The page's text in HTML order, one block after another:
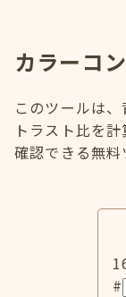
カラーコ
このツールは
トラスト比を
確認できる無料
#